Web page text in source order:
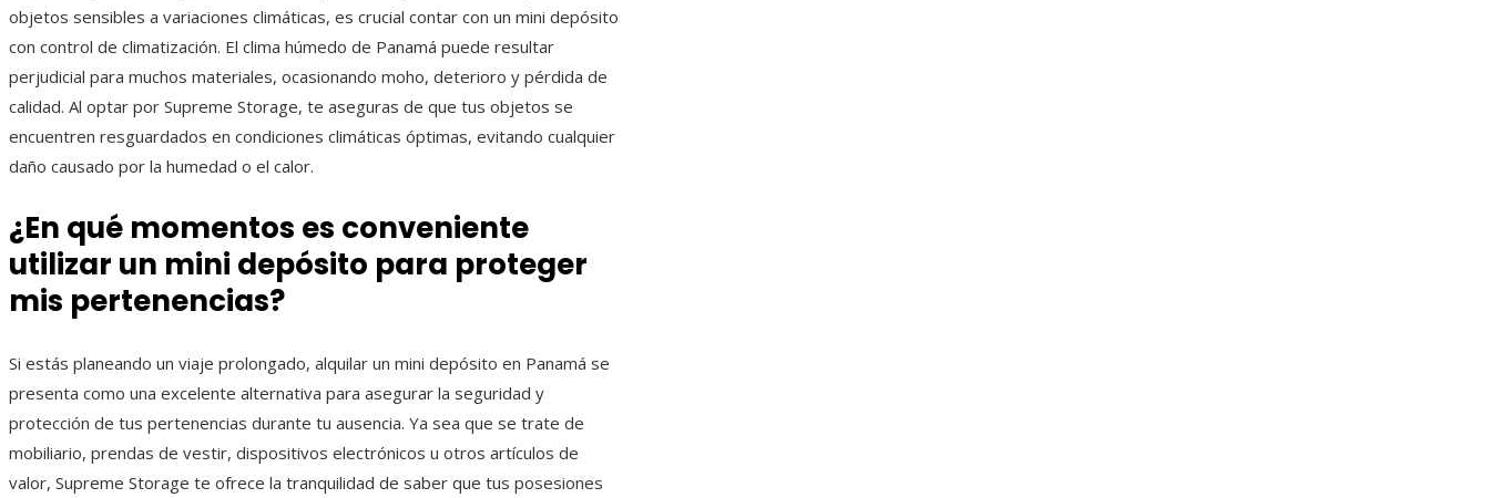
objetos sensibles a variaciones climáticas, es crucial contar con un mini depósito
con control de climatización. El clima húmedo de Panamá puede resultar
perjudicial para muchos materiales, ocasionando moho, deterioro y pérdida de
calidad. Al optar por Supreme Storage, te aseguras de que tus objetos se
encuentren resguardados en condiciones climáticas óptimas, evitando cualquier
daño causado por la humedad o el calor.
¿En qué momentos es conveniente
utilizar un mini depósito para proteger
mis pertenencias?
Si estás planeando un viaje prolongado, alquilar un mini depósito en Panamá se
presenta como una excelente alternativa para asegurar la seguridad y
protección de tus pertenencias durante tu ausencia. Ya sea que se trate de
mobiliario, prendas de vestir, dispositivos electrónicos u otros artículos de
valor, Supreme Storage te ofrece la tranquilidad de saber que tus posesiones